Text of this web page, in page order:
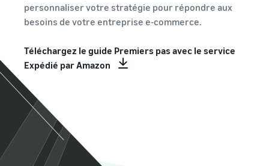
personnaliser votre stratégie pour répondre aux
besoins de votre entreprise e-commerce.
Téléchargez le guide Premiers pas avec le service
Expédié par Amazon